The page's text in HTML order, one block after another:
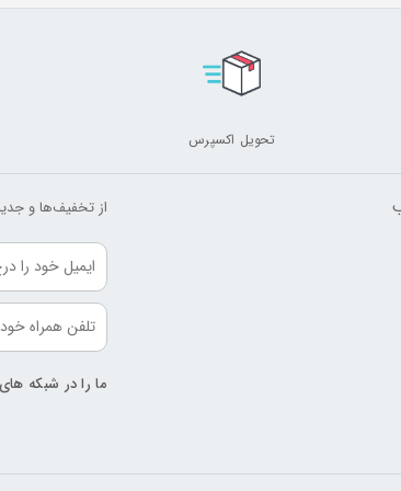
لاغری با سوزاندن چربی های اضافی بدن، افزایش
تحویل اکسپرس
از تخفیف‌ها و
ما را در شبکه